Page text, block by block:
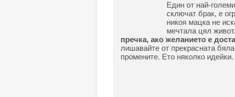
Един от най-
сключат брак, е
никоя мацка не
мечтала цял живот.
пречка, ако желанието е
лишавайте от прекрасната
промените. Ето няколко идейки.